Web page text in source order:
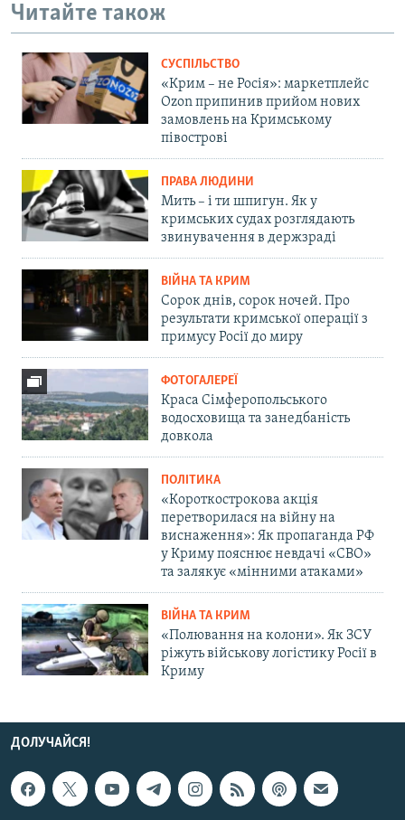
Читайте також
СУСПІЛЬСТВО
«Крим – не Росія»: маркетплейс
Ozon припинив прийом нових
замовлень на Кримському
півострові
ПРАВА ЛЮДИНИ
Мить – і ти шпигун. Як у
кримських судах розглядають
звинувачення в держзраді
ВІЙНА ТА КРИМ
Сорок днів, сорок ночей. Про
результати кримської операції з
примусу Росії до миру
ФОТОГАЛЕРЕЇ
Краса Сімферопольського
водосховища та занедбаність
довкола
ПОЛІТИКА
«Короткострокова акція
перетворилася на війну на
виснаження»: Як пропаганда РФ
у Криму пояснює невдачі «СВО»
та залякує «мінними атаками»
ВІЙНА ТА КРИМ
«Полювання на колони». Як ЗСУ
ріжуть військову логістику Росії в
Криму
ДОЛУЧАЙСЯ!